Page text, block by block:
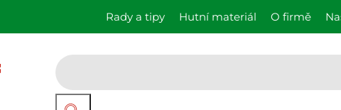
Rady a tipy Hutní materiál O firmě